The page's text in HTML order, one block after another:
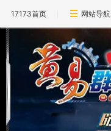
17173首页 网站导航